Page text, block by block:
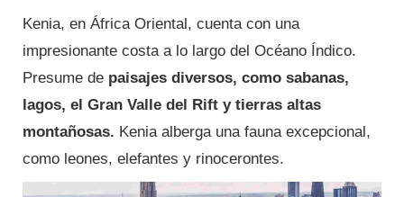
Kenia, en África Oriental, cuenta con una
impresionante costa a lo largo del Océano Índico.
Presume de paisajes diversos, como sabanas,
lagos, el Gran Valle del Rift y tierras altas
montañosas. Kenia alberga una fauna excepcional,
como leones, elefantes y rinocerontes.